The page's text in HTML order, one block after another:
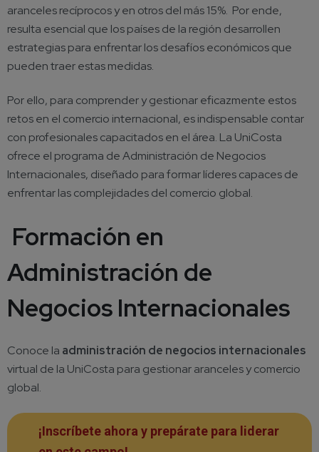
aranceles recíprocos y en otros del más 15%. Por ende,
resulta esencial que los países de la región desarrollen
estrategias para enfrentar los desafíos económicos que
pueden traer estas medidas.
Por ello, para comprender y gestionar eficazmente estos
retos en el comercio internacional, es indispensable contar
con profesionales capacitados en el área. La UniCosta
ofrece el programa de Administración de Negocios
Internacionales, diseñado para formar líderes capaces de
enfrentar las complejidades del comercio global.
Formación en
Administración de
Negocios Internacionales
Conoce la administración de negocios internacionales
virtual de la UniCosta para gestionar aranceles y comercio
global.
¡Inscríbete ahora y prepárate para liderar